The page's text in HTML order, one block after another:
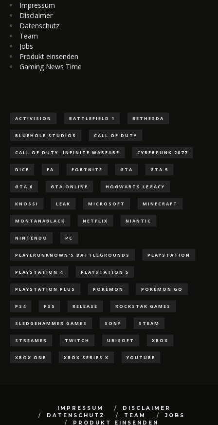
Impressum
Disclaimer
Datenschutz
Team
Jobs
Produkt einsenden
Gaming News Time
ACTIVISION BATTLEFIELD 1 BETHESDA
BLUEHOLE STUDIOS CALL OF DUTY
CALL OF DUTY: INFINITE WARFARE CYBERPUNK 2077
DICE EA FORTNITE GTA GTA 5
GTA 6 GTA ONLINE HOGWARTS LEGACY
KNOSSI LEAK MICROSOFT MINECRAFT
MONTANABLACK NETFLIX NIANTIC
NINTENDO PC
PLAYERUNKNOWN'S BATTLEGROUNDS PLAYSTATION
PLAYSTATION 4 PLAYSTATION 5
PLAYSTATION PLUS POKÈMON POKÉMON GO
PS4 PS5 RELEASE ROCKSTAR GAMES
SLEDGEHAMMER GAMES SONY STEAM
STREAMER TWITCH UBISOFT XBOX
XBOX ONE XBOX SERIES X YOUTUBE
IMPRESSUM
DISCLAIMER
DATENSCHUTZ
TEAM
JOBS
PRODUKT EINSENDEN